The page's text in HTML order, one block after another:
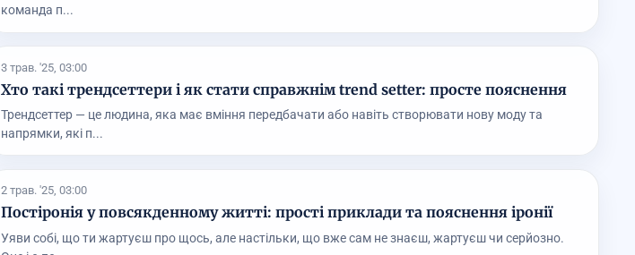
команда п...
3 трав. '25, 03:00
Хто такі трендсеттери і як стати справжнім trend setter: просте пояснення
Трендсеттер — це людина, яка має вміння передбачати або навіть створювати нову моду та
напрямки, які п...
2 трав. '25, 03:00
Постіронія у повсякденному житті: прості приклади та пояснення іронії
Уяви собі, що ти жартуєш про щось, але настільки, що вже сам не знаєш, жартуєш чи серйозно.